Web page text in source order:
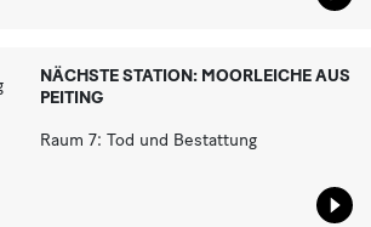
NÄCHSTE STATION: MOORLEICHE AUS
PEITING
Raum 7: Tod und Bestattung